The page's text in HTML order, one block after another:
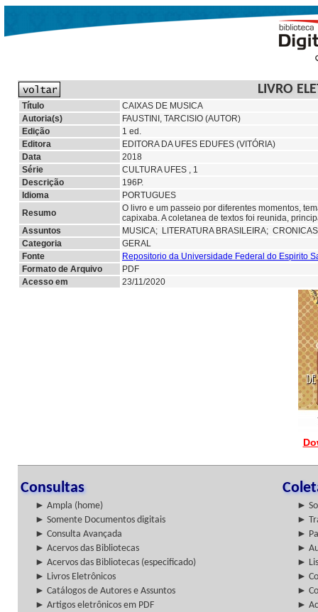
LIVRO
Título
CAIXAS DE MUSICA
Autoria(s)
FAUSTINI, TARCISIO (AUTOR)
Edição
1 ed.
Editora
EDITORA DA UFES EDUFES (VITÓRIA)
Data
2018
Série
CULTURA UFES , 1
Descrição
196P.
Idioma
PORTUGUES
Resumo
O livro e um passeio por diferentes momentos,
capixaba. A coletanea de textos foi reunida,
Assuntos
MUSICA; LITERATURA BRASILEIRA;
Categoria
GERAL
Fonte
Repositorio da Universidade Federal do Espirito
Formato de Arquivo
PDF
Acesso em
23/11/2020
Consultas
► Ampla (home)
►
► Somente Documentos digitais
►
► Consulta Avançada
►
► Acervos das Bibliotecas
►
► Acervos das Bibliotecas (especificado)
►
► Livros Eletrônicos
►
► Catálogos de Autores e Assuntos
►
► Artigos eletrônicos em PDF
►